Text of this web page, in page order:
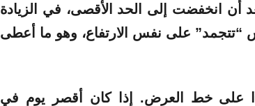
أن انخفضت إلى الحد الأقصى، في الزيادة
“تتجمد” على نفس الارتفاع، وهو ما أعطى
على خط العرض. إذا كان أقصر يوم في